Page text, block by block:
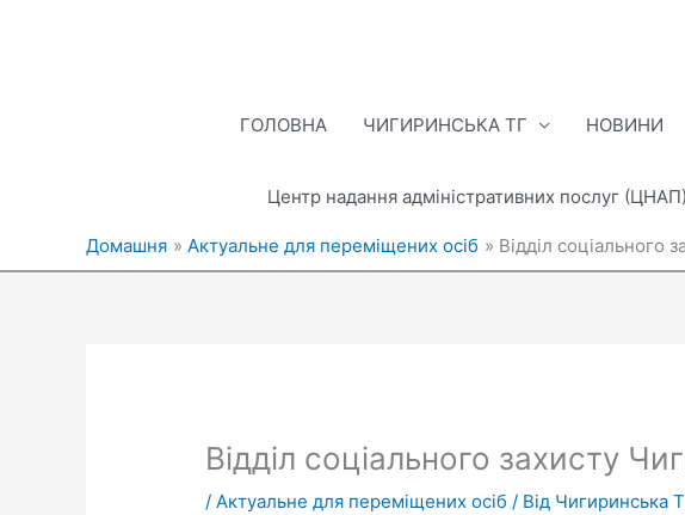
ГОЛОВНА ЧИГИРИНСЬКА ТГ НОВИНИ
Центр надання адміністративних послуг (ЦНАП)
Домашня Актуальне для переміщених осіб Відділ соціального
Відділ соціального захисту
/Актуальне для переміщених осіб / Від Чигиринська